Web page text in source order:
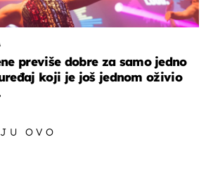
previše dobre za samo jedno
koji je još jednom oživio
OVO